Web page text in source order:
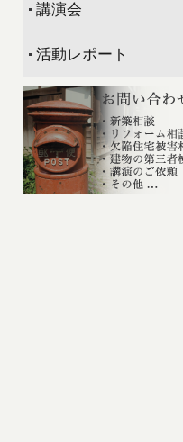
講演会
活動レポート